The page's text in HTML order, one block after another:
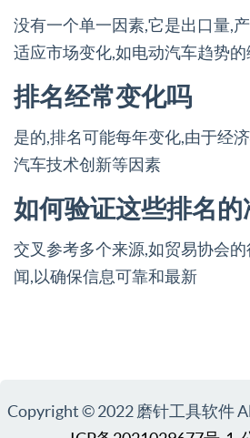
没有一个单一因素,它是出口量,
适应市场变化,如电动汽车趋势
排名经常变化吗
是的,排名可能每年变化,由于经
汽车技术创新等因素
如何验证这些排名的
交叉参考多个来源,如贸易协会
闻,以确保信息可靠和最新
Copyright © 2022 磨针工具软件